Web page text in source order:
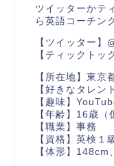
ツイッターかテ
ら英語コーチン
【ツイッター
【ティックトッ
【所在地】東京
【好きなタレン
【趣味】
【年齢】16歳（
【職業】事務
【資格】英検１
【体形】148cm